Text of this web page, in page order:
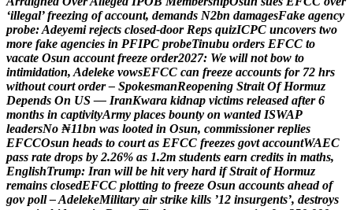
‘illegal’ freezing of account, demands N2bn damagesFake agency
probe:Adeyemi rejects closed-door Reps quizICPC uncovers two
more fake agencies in PFIPC probeTinubu orders EFCC to
vacate Osun account freeze order2027: We will not bow to
intimidation, Adeleke vowsEFCC can freeze accounts for 72 hrs
without court order – SpokesmanReopening Strait Of Hormuz
Depends On US — IranKwara kidnap victims released after 6
months in captivityArmy places bounty on wanted ISWAP
leadersNo ₦11bn was looted in Osun, commissioner replies
EFCCOsun heads to court as EFCC freezes govt accountWAEC
pass rate drops by 2.26% as 1.2m students earn credits in maths,
EnglishTrump: Iran will be hit very hard if Strait of Hormuz
remains closedEFCC plotting to freeze Osun accounts ahead of
gov poll –AdelekeMilitary air strike kills ’12 insurgents’, destroys